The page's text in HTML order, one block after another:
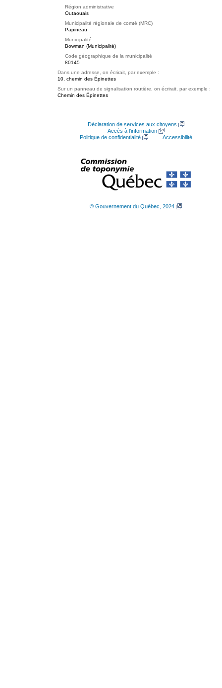
Région administrative
Outaouais
Municipalité régionale de comté (MRC)
Papineau
Municipalité
Bowman (Municipalité)
Code géographique de la municipalité
80145
Dans une adresse, on écrirait, par exemple :
10, chemin des Épinettes
Sur un panneau de signalisation routière, on écrirait, par exemple :
Chemin des Épinettes
Déclaration de services aux citoyens
Accès à l’information
Politique de confidentialité
Accessibilité
© Gouvernement du Québec, 2024